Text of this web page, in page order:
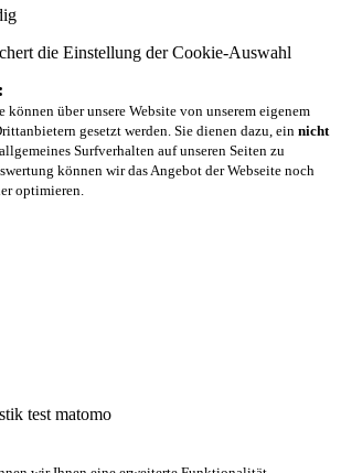
die Einstellung der Cookie-Auswahl
können über unsere Website von unserem eigenem
gesetzt werden. Sie dienen dazu, ein nicht
Surfverhalten auf unseren Seiten zu
können wir das Angebot der Webseite noch
optimieren.
test matomo